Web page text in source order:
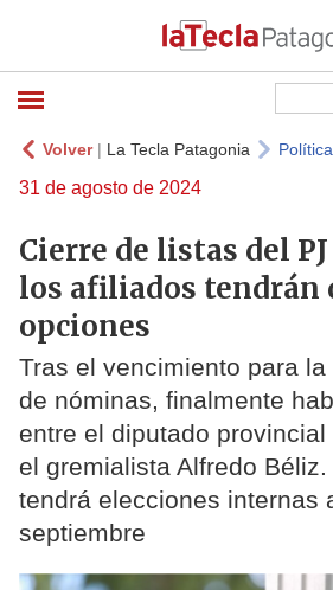
Volver| La Tecla Patagonia
31 de agosto de 2024
Cierre de listas del
los afiliados tendrán
opciones
Tras el vencimiento para
de nóminas, finalmente
entre el diputado
el gremialista Alfredo
tendrá elecciones internas
septiembre